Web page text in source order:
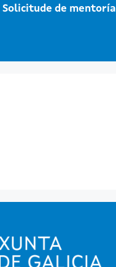
Solicitude de mentoría